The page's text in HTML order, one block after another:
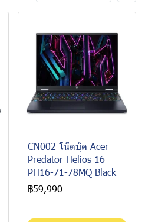
CN002 โน๊ตบุ๊ค Acer
Predator Helios 16
PH16-71-78MQ Black
฿59,990